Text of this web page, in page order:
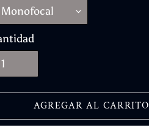
AGREGAR AL CARRITO